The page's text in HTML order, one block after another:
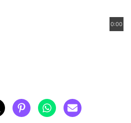
0:00